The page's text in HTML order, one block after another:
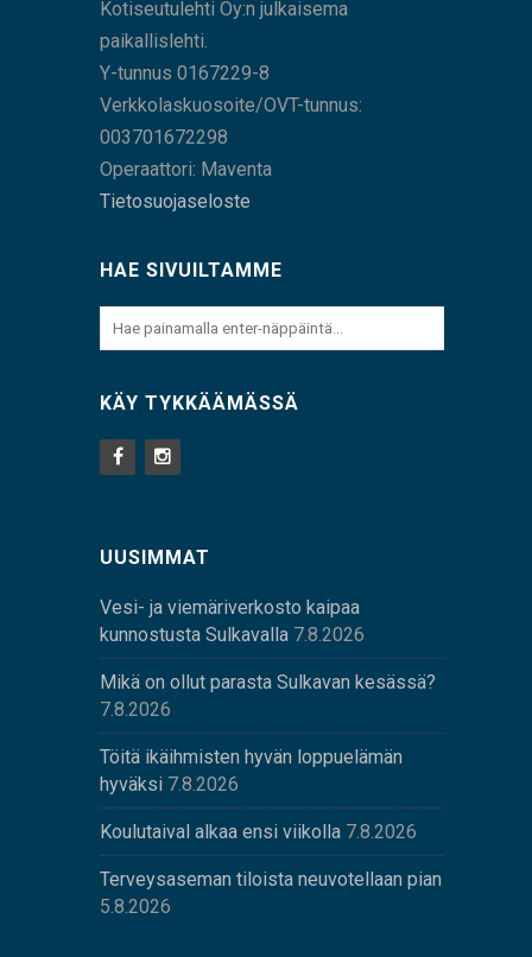
Kotiseutulehti Oy:n julkaisema
paikallislehti.
Y-tunnus 0167229-8
Verkkolaskuosoite/OVT-tunnus:
003701672298
Operaattori: Maventa
Tietosuojaseloste
HAE SIVUILTAMME
KÄY TYKKÄÄMÄSSÄ
UUSIMMAT
Vesi- ja viemäriverkosto kaipaa
kunnostusta Sulkavalla 7.8.2026
Mikä on ollut parasta Sulkavan kesässä?
7.8.2026
Töitä ikäihmisten hyvän loppuelämän
hyväksi 7.8.2026
Koulutaival alkaa ensi viikolla 7.8.2026
Terveysaseman tiloista neuvotellaan pian
5.8.2026